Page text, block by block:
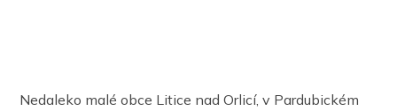
Nedaleko malé obce Litice nad Orlicí, v Pardubickém